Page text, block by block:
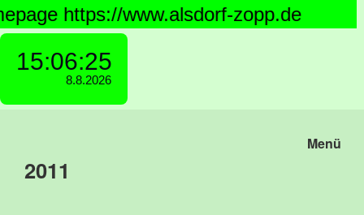
https://www.alsdorf-zopp.de
Menü
2011